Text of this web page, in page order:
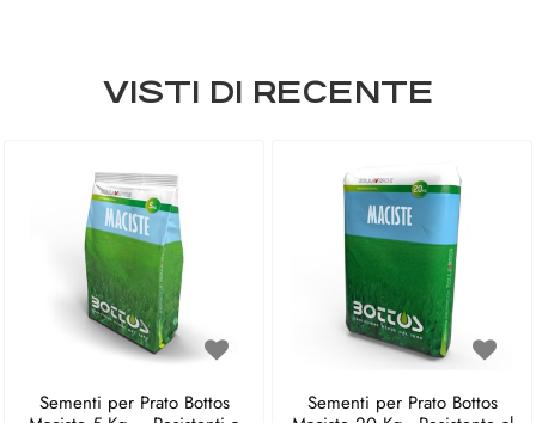
VISTI DI RECENTE
Sementi per Prato Bottos
Sementi per Prato Bottos